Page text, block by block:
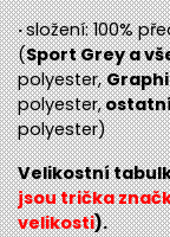
·složení: 100%
(Sport Grey a
polyester,
polyester,
polyester)
Velikostní
jsou trička
velikosti).